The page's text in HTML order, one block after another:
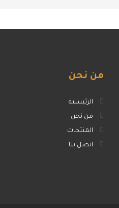
من نحن
الرئيسيه
من نحن
المنتجات
اتصل بنا